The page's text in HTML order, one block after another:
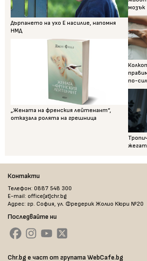
Дърпането на ухо Е насилие, напомня
НМД
„Жената на френския лейтенант“,
отказала ролята на грешница
мозък
по-
Контакти
Телефон: 0887 548 300
E-mail: office[at]chr.bg
Адрес: гр. София, ул. Фредерик Жолио Кюри №20
Последвайте ни
Chr.bg е част от групата WebCafe.bg